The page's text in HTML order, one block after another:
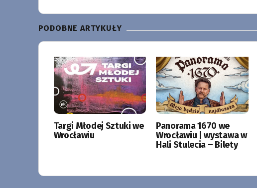
PODOBNE ARTYKUŁY
Targi Młodej Sztuki we
Wrocławiu
Panorama 1670 we
Wrocławiu | wystawa w
Hali Stulecia – Bilety